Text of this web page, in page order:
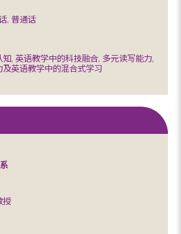
, 普通话
知, 英语教学中的科技融合, 多元读写能力,
及英语教学中的混合式学习
授